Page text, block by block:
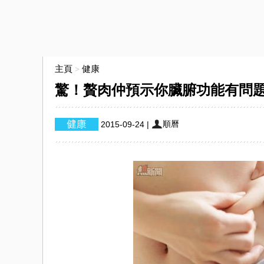
主頁 > 健康
驚！贅肉仲預示你臟腑功能有問
2015-09-24 | 順曆